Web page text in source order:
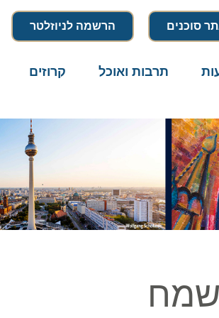
הרשמה לניוזלטר
תרבות ואוכל קרוזים